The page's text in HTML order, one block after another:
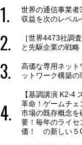
世界の通信事業
収益を次のレベル
［世界4473社調
と先駆企業の戦略
高価な専用ネット
ットワーク構築の
【基調講演 K2-4
革命！ゲームチ
市場の既存概念を
要！毎年のライ
価！ の新しい５